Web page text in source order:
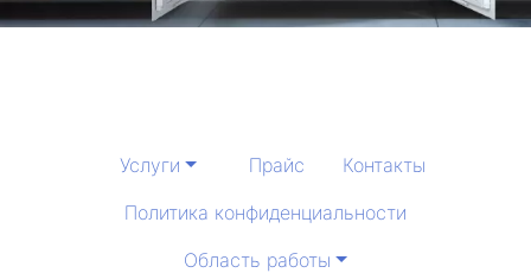
Услуги Прайс
Контакты
Политика конфиденциальности
Область работы